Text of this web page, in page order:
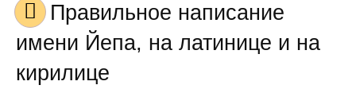
Правильное написание
имени Йепа, на латинице и на
кирилице